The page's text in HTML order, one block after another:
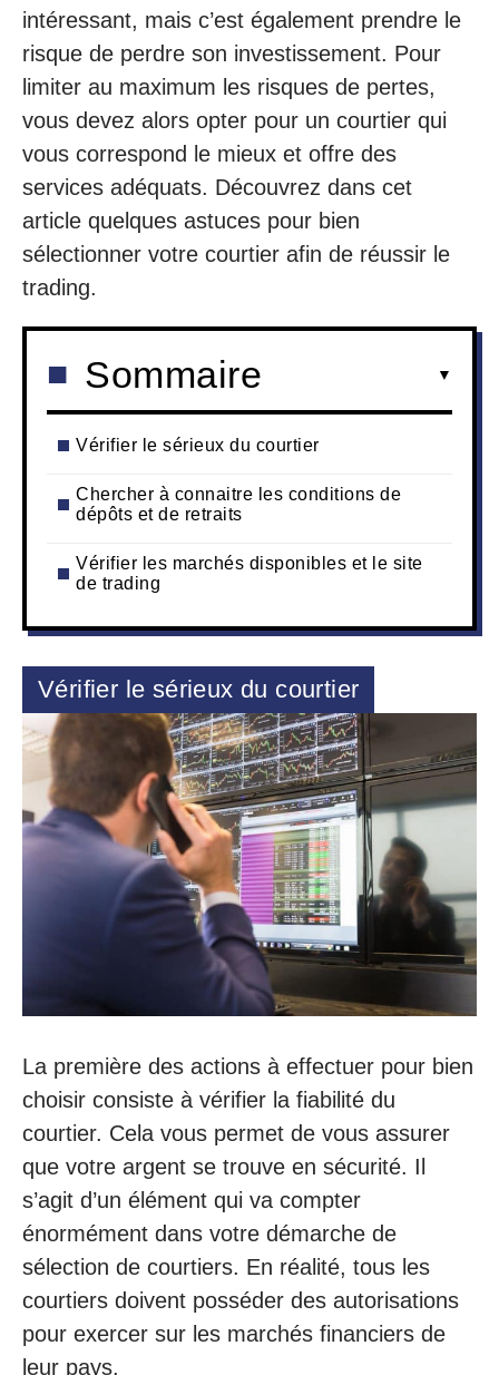
intéressant, mais c’est également prendre le
risque de perdre son investissement. Pour
limiter au maximum les risques de pertes,
vous devez alors opter pour un courtier qui
vous correspond le mieux et offre des
services adéquats. Découvrez dans cet
article quelques astuces pour bien
sélectionner votre courtier afin de réussir le
trading.
Sommaire
Vérifier le sérieux du courtier
Chercher à connaitre les conditions de
dépôts et de retraits
Vérifier les marchés disponibles et le site
de trading
Vérifier le sérieux du courtier
La première des actions à effectuer pour bien
choisir consiste à vérifier la fiabilité du
courtier. Cela vous permet de vous assurer
que votre argent se trouve en sécurité. Il
s’agit d’un élément qui va compter
énormément dans votre démarche de
sélection de courtiers. En réalité, tous les
courtiers doivent posséder des autorisations
pour exercer sur les marchés financiers de
leur pays.